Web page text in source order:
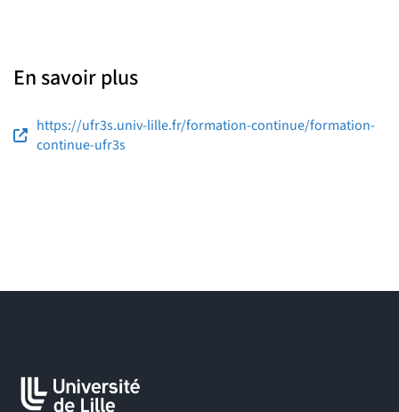
En savoir plus
https://ufr3s.univ-lille.fr/formation-continue/formation-
continue-ufr3s